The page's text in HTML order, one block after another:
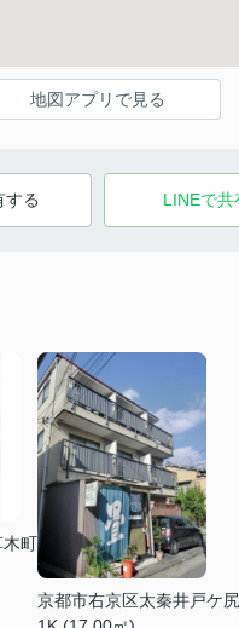
地図アプリで見る
する LINEで共
木町
京都市右京区太秦井戸ケ